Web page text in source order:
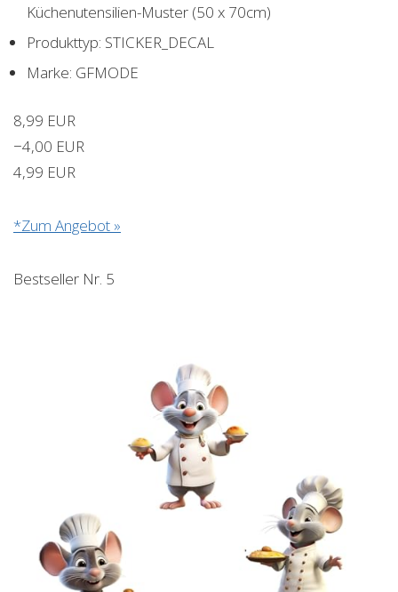
Küchenutensilien-Muster (50 x 70cm)
Produkttyp: STICKER_DECAL
Marke: GFMODE
8,99 EUR
−4,00 EUR
4,99 EUR
*Zum Angebot »
Bestseller Nr. 5